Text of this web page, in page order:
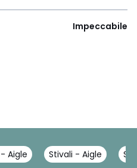
Impeccabile
Aigle Stivali - Aigle